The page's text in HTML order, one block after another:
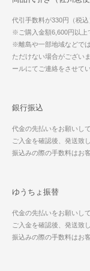
代引手数料が330円（税込
※ご購入金額6,600円以上
※離島や一部地域などで
ただけない場合がござい
ールにてご連絡をさせて
銀行振込
代金の先払いをお願いし
ご入金を確認後、発送致し
振込みの際の手数料はお
ゆうちょ振替
代金の先払いをお願いし
ご入金を確認後、発送致し
振込みの際の手数料はお